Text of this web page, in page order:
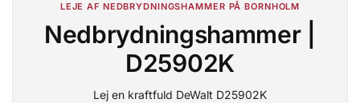
LEJE AF NEDBRYDNINGSHAMMER PÅ BORNHOLM
Nedbrydningshammer |
D25902K
Lej en kraftfuld DeWalt D25902K